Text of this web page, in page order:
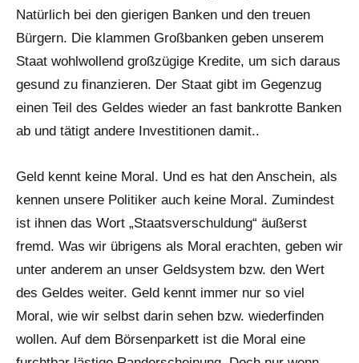
Natürlich bei den gierigen Banken und den treuen
Bürgern. Die klammen Großbanken geben unserem
Staat wohlwollend großzügige Kredite, um sich daraus
gesund zu finanzieren. Der Staat gibt im Gegenzug
einen Teil des Geldes wieder an fast bankrotte Banken
ab und tätigt andere Investitionen damit..
Geld kennt keine Moral. Und es hat den Anschein, als
kennen unsere Politiker auch keine Moral. Zumindest
ist ihnen das Wort „Staatsverschuldung“ äußerst
fremd. Was wir übrigens als Moral erachten, geben wir
unter anderem an unser Geldsystem bzw. den Wert
des Geldes weiter. Geld kennt immer nur so viel
Moral, wie wir selbst darin sehen bzw. wiederfinden
wollen. Auf dem Börsenparkett ist die Moral eine